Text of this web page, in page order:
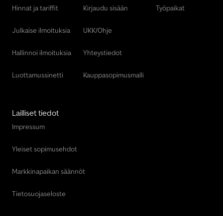
Hinnat ja tariffit
Julkaise ilmoituksia
Hallinnoi ilmoituksia
Luottamussinetti
Kirjaudu sisään
UKK/Ohje
Yhteystiedot
Kauppasopimusmalli
Työpaikat
Lailliset tiedot
Impressum
Yleiset sopimusehdot
Markkinapaikan säännöt
Tietosuojaseloste